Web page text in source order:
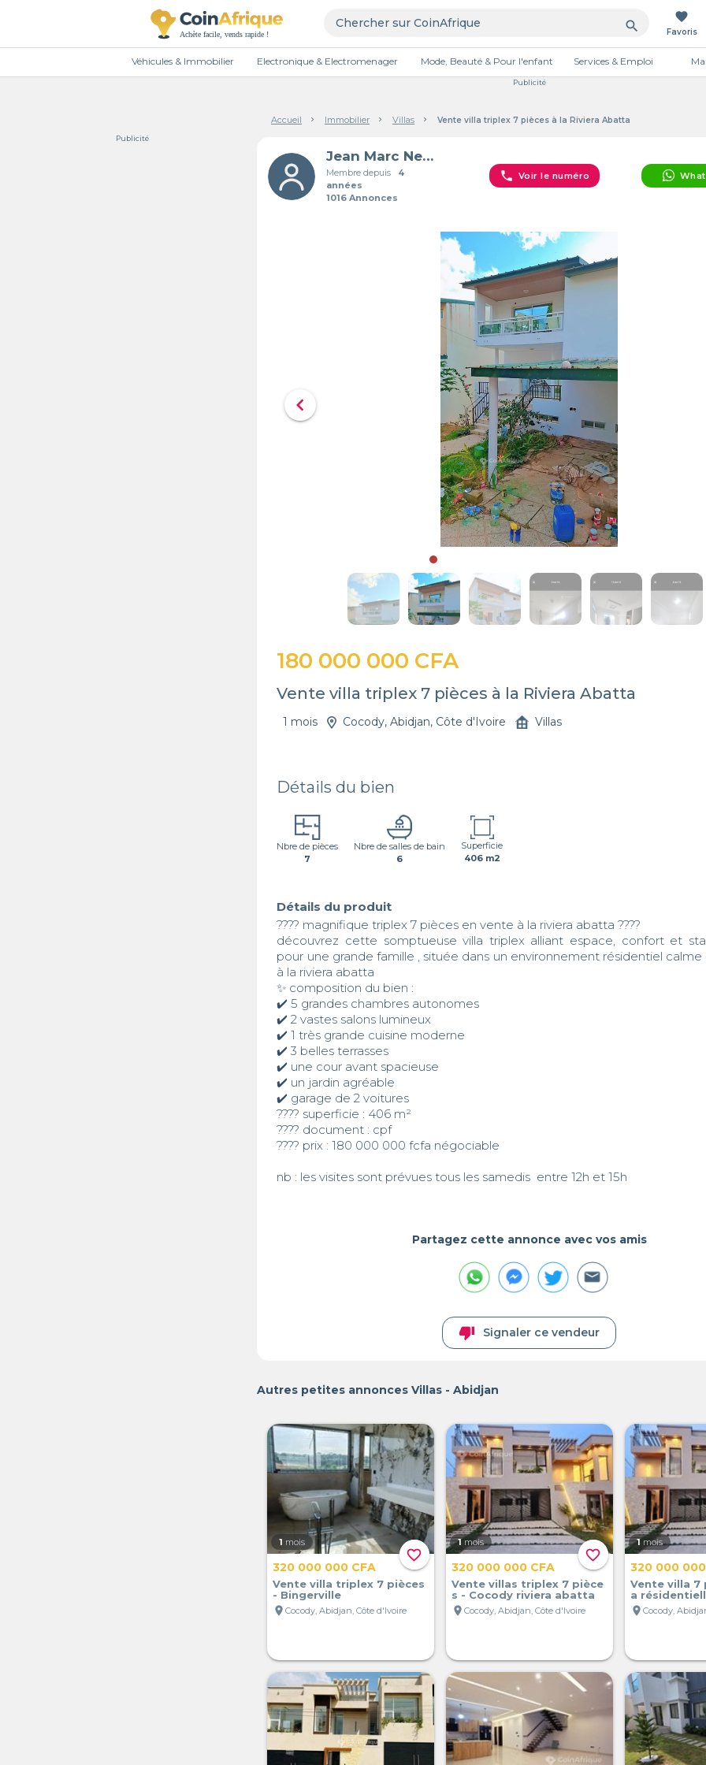
search
favorite
Favoris
Véhicules & Immobilier Electronique & Electromenager Mode, Beauté & Pour l'enfant Services & Emploi
Publicité
Accueil Immobilier Villas Vente villa triplex 7 pièces à la Riviera Abatta
Publicité
Jean Marc Nessemon
Membre depuis4
années
1016 Annonces
phone Voir le numéro
chevron_left
180 000 000 CFA
Vente villa triplex 7 pièces à la Riviera Abatta
1 mois Cocody, Abidjan, Côte d'Ivoire Villas
Détails du bien
Nbre de pièces
7
Nbre de salles de bain
6
Superficie
406 m2
Détails du produit
???? magnifique triplex 7 pièces en vente à la riviera abatta ????
découvrez cette somptueuse villa triplex alliant espace, confort et
pour une grande famille , située dans un environnement résidentiel calme
à la riviera abatta
✨ composition du bien :
✔️ 5 grandes chambres autonomes
✔️ 2 vastes salons lumineux
✔️ 1 très grande cuisine moderne
✔️ 3 belles terrasses
✔️ une cour avant spacieuse
✔️ un jardin agréable
✔️ garage de 2 voitures
???? superficie : 406 m²
???? document : cpf
???? prix : 180 000 000 fcfa négociable
nb : les visites sont prévues tous les samedis  entre 12h et 15h
Partagez cette annonce avec vos amis
thumb_down Signaler ce vendeur
Autres petites annonces Villas - Abidjan
favorite_border
1 mois
320 000 000 CFA
Vente villa triplex 7 pièces
- Bingerville
location_on Cocody, Abidjan, Côte d'Ivoire
favorite_border
1 mois
320 000 000 CFA
Vente villas triplex 7 pièce
s - Cocody riviera abatta
location_on Cocody, Abidjan, Côte d'Ivoire
1 mois
320 000
Vente villa 7
a
location_on Cocody,